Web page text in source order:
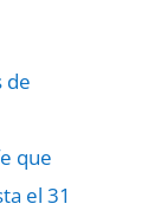
de
que
el 31